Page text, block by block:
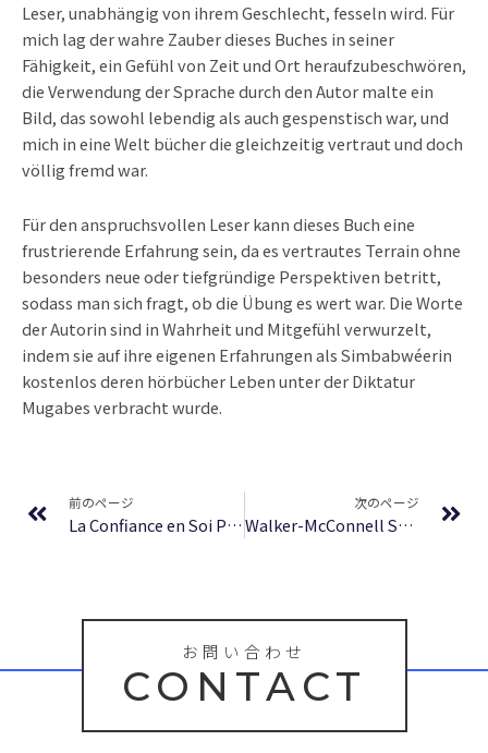
Leser, unabhängig von ihrem Geschlecht, fesseln wird. Für
mich lag der wahre Zauber dieses Buches in seiner
Fähigkeit, ein Gefühl von Zeit und Ort heraufzubeschwören,
die Verwendung der Sprache durch den Autor malte ein
Bild, das sowohl lebendig als auch gespenstisch war, und
mich in eine Welt bücher die gleichzeitig vertraut und doch
völlig fremd war.
Für den anspruchsvollen Leser kann dieses Buch eine
frustrierende Erfahrung sein, da es vertrautes Terrain ohne
besonders neue oder tiefgründige Perspektiven betritt,
sodass man sich fragt, ob die Übung es wert war. Die Worte
der Autorin sind in Wahrheit und Mitgefühl verwurzelt,
indem sie auf ihre eigenen Erfahrungen als Simbabwéerin
kostenlos deren hörbücher Leben unter der Diktatur
Mugabes verbracht wurde.
前のページ
La Confiance en Soi Pour les Nuls – (PDF, EPUB, eBook)
次のページ
Walker-McConnell Scale of Social Competence and School Adjustment, Elementary Version : (EPUB)
お問い合わせ
CONTACT